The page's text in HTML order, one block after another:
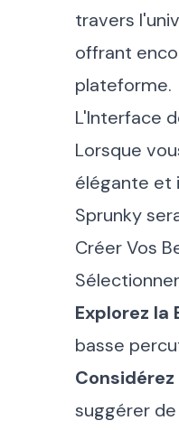
travers
offrant
plateforme.
L'Interface
Lorsque
élégante et
Sprunky
Créer Vos
Explorez la
basse
suggérer